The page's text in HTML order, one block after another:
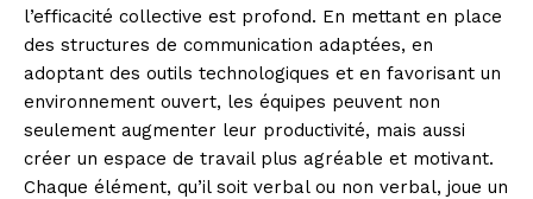
l’efficacité collective est profond. En mettant en place
des structures de communication adaptées, en
adoptant des outils technologiques et en favorisant un
environnement ouvert, les équipes peuvent non
seulement augmenter leur productivité, mais aussi
créer un espace de travail plus agréable et motivant.
Chaque élément, qu’il soit verbal ou non verbal, joue un